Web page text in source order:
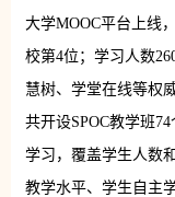
大学MOOC平台上线
校第4位；学习人数
慧树、学堂在线等权
共开设SPOC教学班
学习，覆盖学生人数
教学水平、学生自主